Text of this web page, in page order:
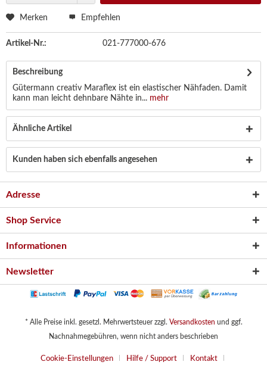
Merken Empfehlen
Artikel-Nr.: 021-777000-676
Beschreibung
Gütermann creativ Maraflex ist ein elastischer Nähfaden. Damit
kann man leicht dehnbare Nähte in... mehr
Ähnliche Artikel
Kunden haben sich ebenfalls angesehen
Adresse
Shop Service
Informationen
Newsletter
* Alle Preise inkl. gesetzl. Mehrwertsteuer zzgl. Versandkosten und ggf.
Nachnahmegebühren, wenn nicht anders beschrieben
Cookie-Einstellungen Hilfe / Support Kontakt